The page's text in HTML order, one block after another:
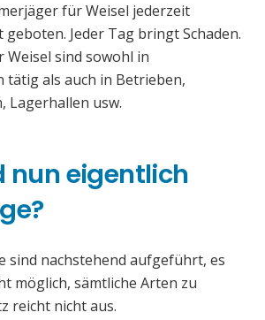
für Weisel jederzeit
geboten. Jeder Tag bringt Schaden.
Weisel sind sowohl in
tätig als auch in Betrieben,
Lagerhallen usw.
nun eigentlich
sind nachstehend aufgeführt, es
möglich, sämtliche Arten zu
reicht nicht aus.